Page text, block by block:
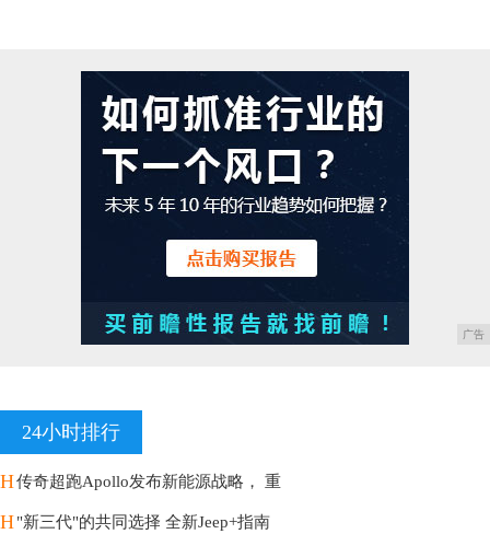
广告
24小时排行
H传奇超跑Apollo发布新能源战略， 重
H"新三代"的共同选择 全新Jeep+指南